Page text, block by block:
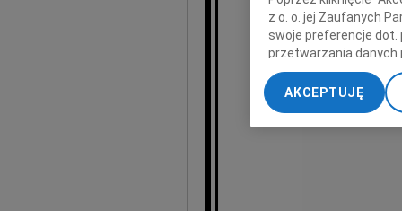
im.
z o. o. jej Zaufanych
swoje preferencje dot.
przetwarzania danych
„Ustawienia
My, nasi Zaufani
dokładnych danych
Przechowywanie
treści, badnie
AKCEPTUJĘ